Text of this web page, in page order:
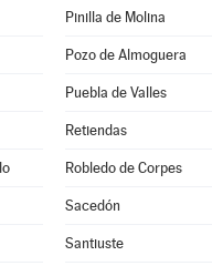
Pinilla de Molina
Pozo de Almoguera
Puebla de Valles
Retiendas
Robledo de Corpes
Sacedón
Santiuste